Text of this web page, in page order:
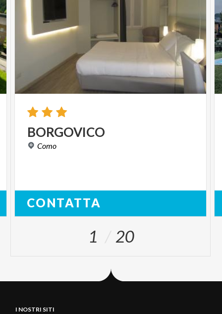
BORGOVICO
Como
CONTATTA
1 20
I NOSTRI SITI